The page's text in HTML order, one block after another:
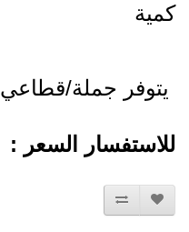
كمية
يتوفر جملة/قطاعي
للاستفسار السعر : 0541255555